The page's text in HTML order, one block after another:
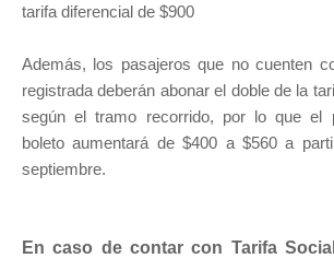
tarifa diferencial de $900
Además, los pasajeros que no cuenten
registrada deberán abonar el doble de la
según el tramo recorrido, por lo que el
boleto aumentará de $400 a $560 a
septiembre.
En caso de contar con Tarifa